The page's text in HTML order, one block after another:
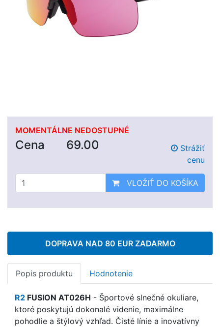
MOMENTÁLNE NEDOSTUPNÉ
Cena 69.00
Strážiť
cenu
VLOŽIŤ DO KOŠÍKA
DOPRAVA NAD 80 EUR ZADARMO
Popis produktu Hodnotenie
R2 FUSION AT026H - Športové slnečné okuliare,
ktoré poskytujú dokonalé videnie, maximálne
pohodlie a štýlový vzhľad. Čisté línie a inovatívny